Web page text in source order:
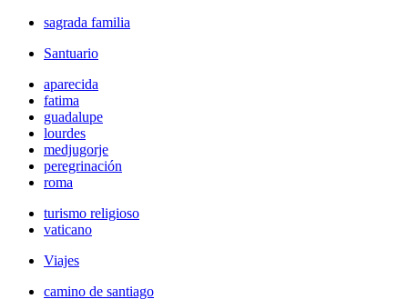
sagrada familia
Santuario
aparecida
fatima
guadalupe
lourdes
medjugorje
peregrinación
roma
turismo religioso
vaticano
Viajes
camino de santiago